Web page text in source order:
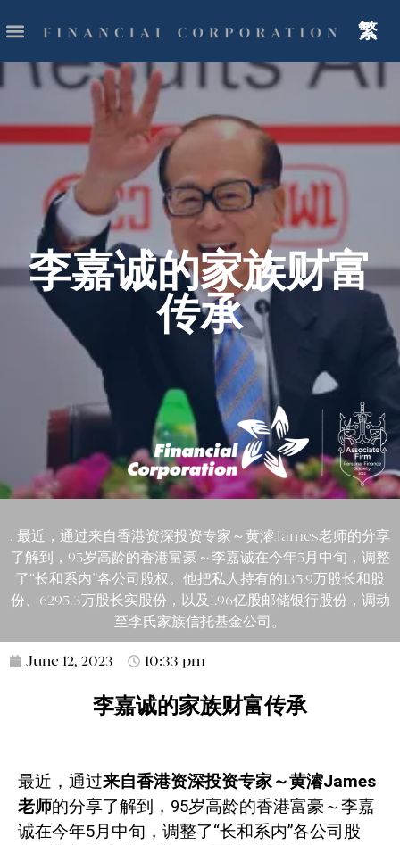
繁
李嘉诚的家族财富
传承
. 最近，通过来自香港资深投资专家～黄濬James老师的分享
了解到，95岁高龄的香港富豪～李嘉诚在今年5月中旬，调整
了“长和系内”各公司股权。他把私人持有的135.9万股长和股
份、6295.3万股长实股份，以及1.96亿股邮储银行股份，调动
至李氏家族信托基金公司。
June 12, 2023 10:33 pm
李嘉诚的家族财富传承
最近，通过来自香港资深投资专家～黄濬James
老师的分享了解到， 95岁高龄的香港富豪～李嘉
诚在今年5月中旬，调整了“长和系内”各公司股